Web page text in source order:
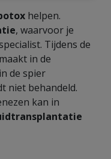
helpen.
, waarvoor je
Tijdens de
in de
de spier
niet behandeld.
kan in